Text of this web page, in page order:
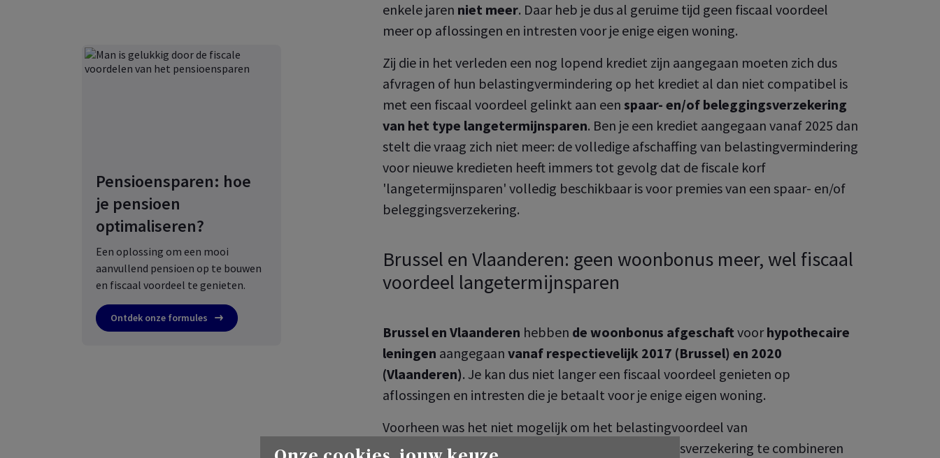
Pensioensparen: hoe
je pensioen
optimaliseren?
Een oplossing om een mooi
aanvullend pensioen op te bouwen
en fiscaal voordeel te genieten.
Ontdek onze formules
enkele jaren niet meer. Daar heb je dus al geruime tijd geen fiscaal voordeel
meer op aflossingen en intresten voor je enige eigen woning.
Zij die in het verleden een nog lopend krediet zijn aangegaan moeten zich dus
afvragen of hun belastingvermindering op het krediet al dan niet compatibel is
met een fiscaal voordeel gelinkt aan een spaar- en/of beleggingsverzekering
van het type langetermijnsparen. Ben je een krediet aangegaan vanaf 2025 dan
stelt die vraag zich niet meer: de volledige afschaffing van belastingvermindering
voor nieuwe kredieten heeft immers tot gevolg dat de fiscale korf
'langetermijnsparen' volledig beschikbaar is voor premies van een spaar- en/of
beleggingsverzekering.
Brussel en Vlaanderen: geen woonbonus meer, wel fiscaal
voordeel langetermijnsparen
Brussel en Vlaanderen hebben de woonbonus afgeschaftvoorhypothecaire
leningen aangegaan vanaf respectievelijk 2017 (Brussel) en 2020
(Vlaanderen). Je kan dus niet langer een fiscaal voordeel genieten op
aflossingen en intresten die je betaalt voor je enige eigen woning.
Voorheen was het niet mogelijk om het belastingvoordeel van
langetermijnsparen uit een spaar- en/of beleggingsverzekering te combineren